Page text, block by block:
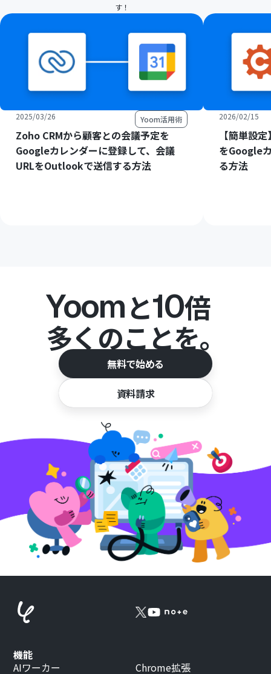
す！
2025/03/26 Yoom活用術
Zoho CRMから顧客との会議予定を
Googleカレンダーに登録して、会議
URLをOutlookで送信する方法
2026/02/15
【簡単設
をGoogle
る方法
Yoomと10倍
多くのことを。
無料で始める
資料請求
機能
AIワーカー
Chrome拡張